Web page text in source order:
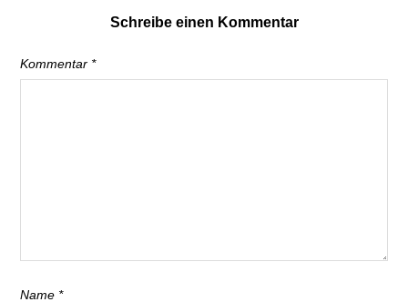
Schreibe einen Kommentar
Kommentar *
Name *